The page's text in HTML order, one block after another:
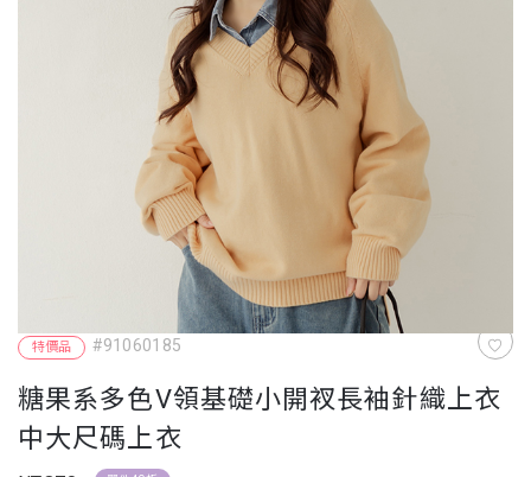
特價品 #91060185
糖果系多色V領基礎小開衩長袖針織上衣
中大尺碼上衣